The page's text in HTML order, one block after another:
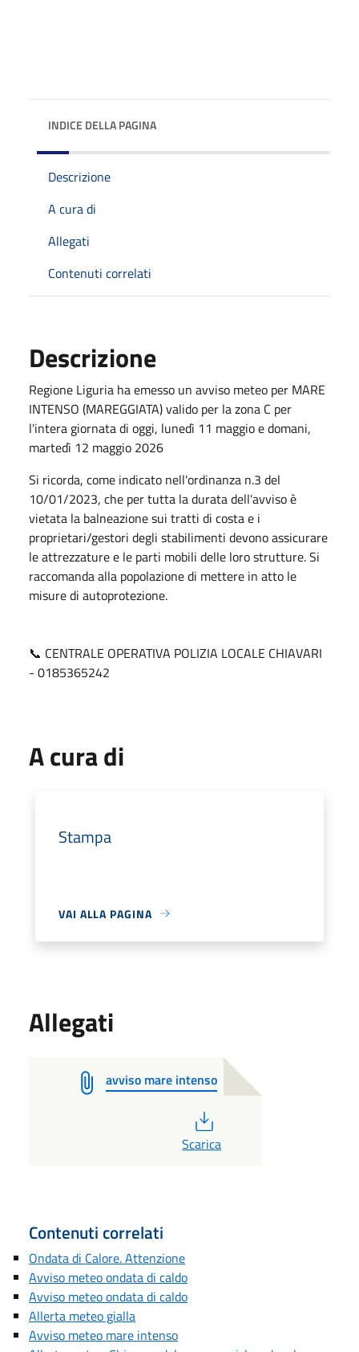
INDICE DELLA PAGINA
Descrizione
A cura di
Allegati
Contenuti correlati
Descrizione
Regione Liguria ha emesso un avviso meteo per MARE
INTENSO (MAREGGIATA) valido per la zona C per
l'intera giornata di oggi, lunedì 11 maggio e domani,
martedì 12 maggio 2026
Si ricorda, come indicato nell'ordinanza n.3 del
10/01/2023, che per tutta la durata dell'avviso è
vietata la balneazione sui tratti di costa e i
proprietari/gestori degli stabilimenti devono assicurare
le attrezzature e le parti mobili delle loro strutture. Si
raccomanda alla popolazione di mettere in atto le
misure di autoprotezione.
📞 CENTRALE OPERATIVA POLIZIA LOCALE CHIAVARI
- 0185365242
A cura di
Stampa
VAI ALLA PAGINA
Allegati
avviso mare intenso
Scarica
Contenuti correlati
Ondata di Calore. Attenzione
Avviso meteo ondata di caldo
Avviso meteo ondata di caldo
Allerta meteo gialla
Avviso meteo mare intenso